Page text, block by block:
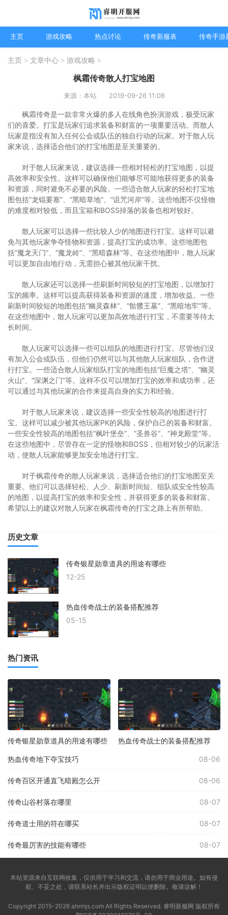
主页 游戏攻略 热点讨论 传奇新服表 传奇手游
主页 > 文章中心 > 游戏攻略 >
枫霜传奇散人打宝地图
来源：本站 2019-09-26 11:08
枫霜传奇是一款非常火爆的多人在线角色扮演游戏，极受玩家
们的喜爱。打宝是玩家们追求装备和财富的一项重要活动。而散人
玩家是指没有加入任何公会或队伍的独自行动的玩家。对于散人玩
家来说，选择适合他们的打宝地图是至关重要的。
对于散人玩家来说，建议选择一些相对轻松的打宝地图，以提
高效率和安全性。这样可以确保他们能够尽可能地获得更多的装备
和资源，同时避免不必要的风险。一些适合散人玩家的轻松打宝地
图包括“龙锟要塞”、“黑暗草地”、“诅咒河岸”等。这些地图不仅怪物
的难度相对较低，而且宝箱和BOSS掉落的装备也相对较好。
散人玩家可以选择一些比较人少的地图进行打宝。这样可以避
免与其他玩家争夺怪物和资源，提高打宝的成功率。这些地图包
括“魔龙天门”、“魔龙岭”、“黑暗森林”等。在这些地图中，散人玩家
可以更加自由地行动，无需担心被其他玩家干扰。
散人玩家还可以选择一些刷新时间较短的打宝地图，以增加打
宝的频率。这样可以提高获得装备和资源的速度，增加收益。一些
刷新时间较短的地图包括“幽灵森林”、“骷髅王墓”、“黑暗地牢”等。
在这些地图中，散人玩家可以更加高效地进行打宝，不需要等待太
长时间。
散人玩家可以选择一些可以组队的地图进行打宝。尽管他们没
有加入公会或队伍，但他们仍然可以与其他散人玩家组队，合作进
行打宝。一些适合散人玩家组队打宝的地图包括“巨魔之塔”、“幽灵
火山”、“深渊之门”等。这样不仅可以增加打宝的效率和成功率，还
可以通过与其他玩家的合作来提高自身的实力和经验。
对于散人玩家来说，建议选择一些安全性较高的地图进行打
宝。这样可以减少被其他玩家PK的风险，保护自己的装备和财富。
一些安全性较高的地图包括“枫叶堡垒”、“圣兽谷”、“神龙殿堂”等。
在这些地图中，尽管存在一定的怪物和BOSS，但相对较少的玩家活
动，使散人玩家能够更加安全地进行打宝。
对于枫霜传奇的散人玩家来说，选择适合他们的打宝地图至关
重要。他们可以选择轻松、人少、刷新时间短、组队或安全性较高
的地图，以提高打宝的效率和安全性，并获得更多的装备和财富。
希望以上的建议对散人玩家在枫霜传奇的打宝之路上有所帮助。
历史文章
传奇银星勋章道具的用途有哪些
12-25
热血传奇战士的装备搭配推荐
05-15
热门资讯
传奇银星勋章道具的用途有哪些 热血传奇战士的装备搭配推荐
热血传奇地下夺宝技巧 08-06
传奇百区开通直飞暗殿怎么开 08-06
传奇山谷村落在哪里 08-07
传奇道士用的符在哪买 08-07
传奇最厉害的技能有哪些 08-07
本站资源来自互联网收集，仅供用于学习和交流，请勿用于商业用途。如有侵
权、不妥之处，请联系站长并出示版权证明以便删除。敬请谅解！
Copyright 2015-2026 ahrmjs.com All Rights Reserved. 睿明新服网 版权所有